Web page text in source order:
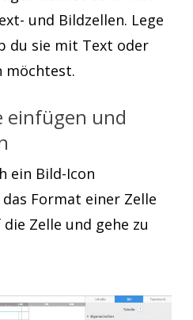
und Bildzellen. Lege
du sie mit Text oder
möchtest.
einfügen und
ein Bild-Icon
Format einer Zelle
Zelle und gehe zu